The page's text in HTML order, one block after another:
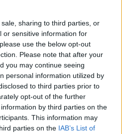
sharing to third parties, or
or sensitive information for
use the below opt-out
Please note that after your
you may continue seeing
personal information utilized by
to third parties prior to
opt-out of the further
by third parties on the
This information may
parties on the IAB’s List of